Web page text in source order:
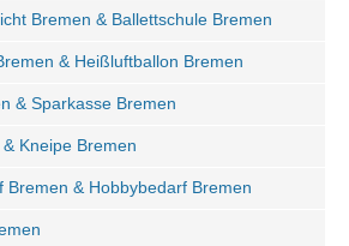
Bremen & Ballettschule Bremen
& Heißluftballon Bremen
& Sparkasse Bremen
Kneipe Bremen
Bremen & Hobbybedarf Bremen